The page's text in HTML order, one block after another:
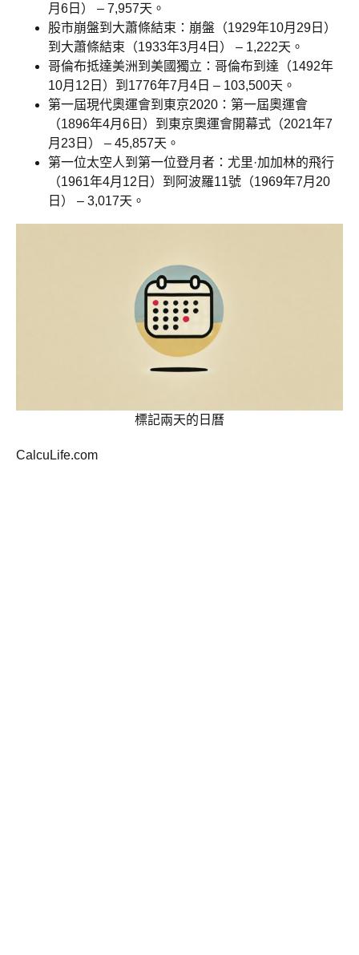
月6日） – 7,957天。
股市崩盤到大蕭條結束：崩盤（1929年10月29日）
到大蕭條結束（1933年3月4日） – 1,222天。
哥倫布抵達美洲到美國獨立：哥倫布到達（1492年
10月12日）到1776年7月4日 – 103,500天。
第一屆現代奧運會到東京2020：第一屆奧運會
（1896年4月6日）到東京奧運會開幕式（2021年7
月23日） – 45,857天。
第一位太空人到第一位登月者：尤里·加加林的飛行
（1961年4月12日）到阿波羅11號（1969年7月20
日） – 3,017天。
標記兩天的日曆
CalcuLife.com